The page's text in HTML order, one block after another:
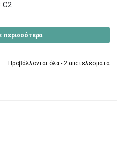
C2
περισσότερα
Προβάλλονται όλα - 2 αποτελέσματα